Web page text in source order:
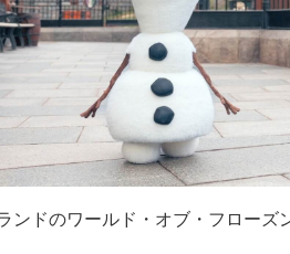
ンドのワールド・オブ・フローズ